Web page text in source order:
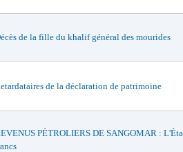
de la fille du khalif général des mourides
de la déclaration de patrimoine
PÉTROLIERS DE SANGOMAR :